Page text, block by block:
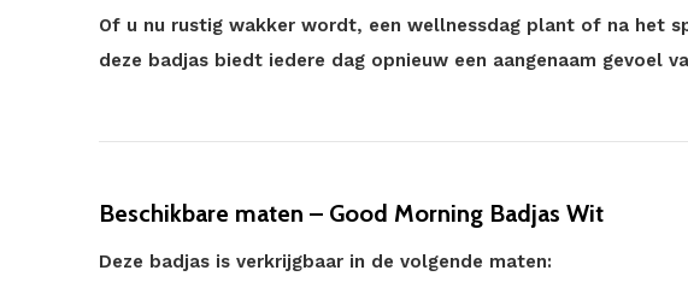
Of u nu rustig wakker wordt, een wellnessdag plant of na het
deze badjas biedt iedere dag opnieuw een aangenaam gevoel
Beschikbare maten – Good Morning Badjas Wit
Deze badjas is verkrijgbaar in de volgende maten: